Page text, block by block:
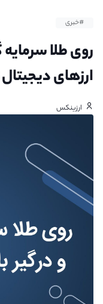
#خبری
روی طلا سرمایه‌
ارزهای
ارزینکس